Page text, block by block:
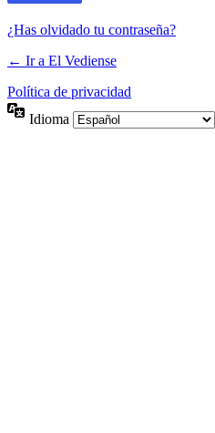
¿Has olvidado tu contraseña?
← Ir a El Vediense
Política de privacidad
Idioma